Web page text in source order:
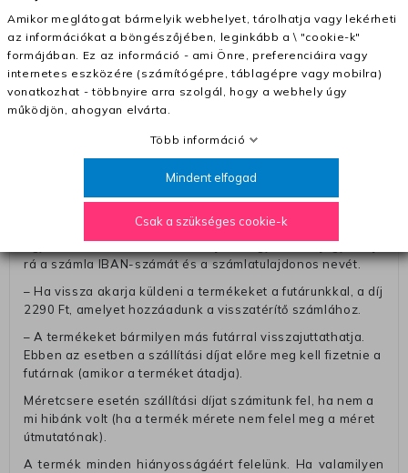
(+400 Ft utánvétte)
– A kapott termék cseréjéért 3780 Ft szállítási díjat
számolunk fel (oda -vissza út)
Pénzvisszatérítés:
A pénz visszatérítéséhez küldjük a futárt, hogy vegye át
Öntől a terméket/termékeket, vagy más futárral is
értéke eltér 0 FT-tól, nem fogadunk el. A futárnak átadott
felírja telefonszámát/rendelési számát. Az eljárás
egyszerűsítése érdekében kérjük, hogy erre a jegyre írja
rá a számla IBAN-számát és a számlatulajdonos nevét.
– Ha vissza akarja küldeni a termékeket a futárunkkal, a díj
2290 Ft, amelyet hozzáadunk a visszatérítő számlához.
– A termékeket bármilyen más futárral visszajuttathatja.
Ebben az esetben a szállítási díjat előre meg kell fizetnie a
futárnak (amikor a terméket átadja).
Méretcsere esetén szállítási díjat számitunk fel, ha nem a
mi hibánk volt (ha a termék mérete nem felel meg a méret
útmutatónak).
A termék minden hiányosságáért felelünk. Ha valamilyen
Amikor meglátogat bármelyik webhelyet, tárolhatja vagy lekérheti
az információkat a böngészőjében, leginkább a \ "cookie-k"
formájában. Ez az információ - ami Önre, preferenciáira vagy
internetes eszközére (számítógépre, táblagépre vagy mobilra)
vonatkozhat - többnyire arra szolgál, hogy a webhely úgy
működjön, ahogyan elvárta.
Több információ
Mindent elfogad
Csak a szükséges cookie-k